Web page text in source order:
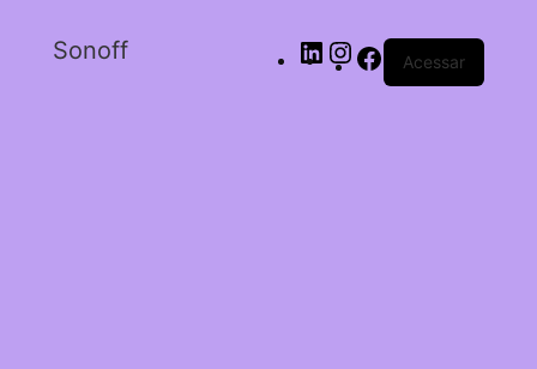
Sonoff Acessar